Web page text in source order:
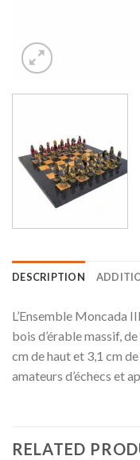
DESCRIPTION
L’Ensemble Moncada
bois d’érable massif,
cm de haut et 3,1 cm
amateurs d’échecs et
RELATED